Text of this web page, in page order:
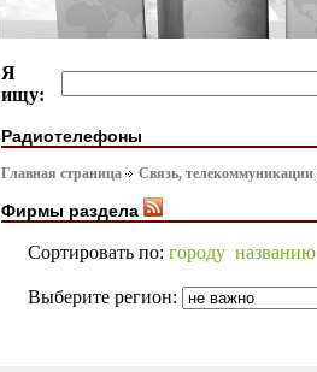
Я
ищу:
Радиотелефоны
Главная страница Связь, телекоммуникации
Фирмы раздела
Сортировать по: городу названию
Выберите регион: